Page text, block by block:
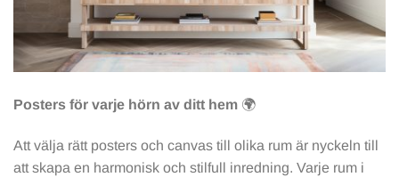
Posters för varje hörn av ditt hem 🌍
Att välja rätt posters och canvas till olika rum är nyckeln till
att skapa en harmonisk och stilfull inredning. Varje rum i